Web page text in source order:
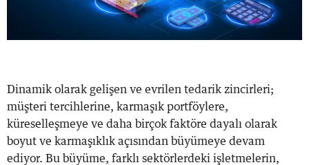
Dinamik olarak gelişen ve evrilen tedarik zincirleri;
müşteri tercihlerine, karmaşık portföylere,
küreselleşmeye ve daha birçok faktöre dayalı olarak
boyut ve karmaşıklık açısından büyümeye devam
ediyor. Bu büyüme, farklı sektörlerdeki işletmelerin,